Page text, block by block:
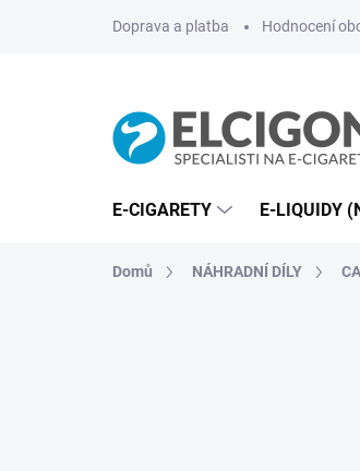
Doprava a platba Hodnocení
E-CIGARETY E-LIQUIDY
Domů NÁHRADNÍ DÍLY